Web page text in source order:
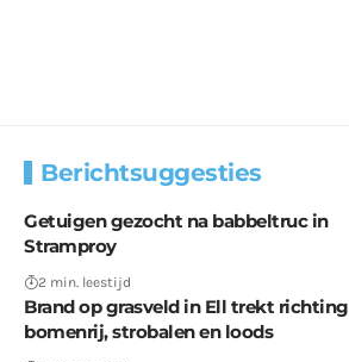
Berichtsuggesties
Getuigen gezocht na babbeltruc in
Stramproy
2 min. leestijd
Brand op grasveld in Ell trekt richting
bomenrij, strobalen en loods